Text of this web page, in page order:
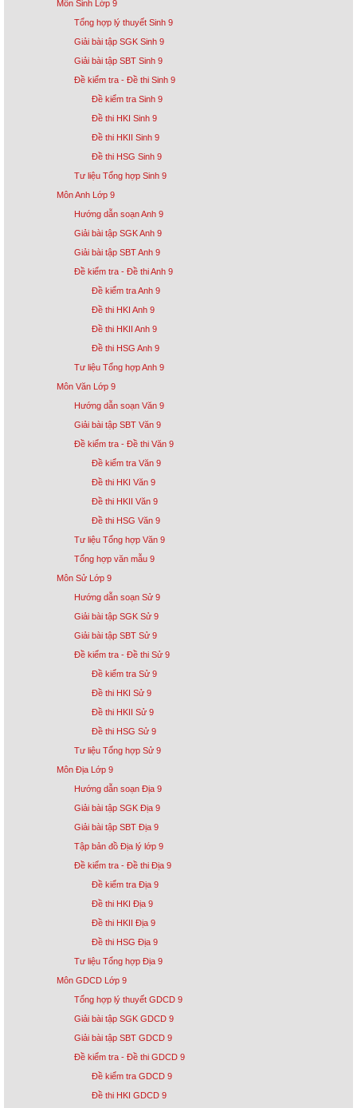
Môn Sinh Lớp 9
Tổng hợp lý thuyết Sinh 9
Giải bài tập SGK Sinh 9
Giải bài tập SBT Sinh 9
Đề kiểm tra - Đề thi Sinh 9
Đề kiểm tra Sinh 9
Đề thi HKI Sinh 9
Đề thi HKII Sinh 9
Đề thi HSG Sinh 9
Tư liệu Tổng hợp Sinh 9
Môn Anh Lớp 9
Hướng dẫn soạn Anh 9
Giải bài tập SGK Anh 9
Giải bài tập SBT Anh 9
Đề kiểm tra - Đề thi Anh 9
Đề kiểm tra Anh 9
Đề thi HKI Anh 9
Đề thi HKII Anh 9
Đề thi HSG Anh 9
Tư liệu Tổng hợp Anh 9
Môn Văn Lớp 9
Hướng dẫn soạn Văn 9
Giải bài tập SBT Văn 9
Đề kiểm tra - Đề thi Văn 9
Đề kiểm tra Văn 9
Đề thi HKI Văn 9
Đề thi HKII Văn 9
Đề thi HSG Văn 9
Tư liệu Tổng hợp Văn 9
Tổng hợp văn mẫu 9
Môn Sử Lớp 9
Hướng dẫn soạn Sử 9
Giải bài tập SGK Sử 9
Giải bài tập SBT Sử 9
Đề kiểm tra - Đề thi Sử 9
Đề kiểm tra Sử 9
Đề thi HKI Sử 9
Đề thi HKII Sử 9
Đề thi HSG Sử 9
Tư liệu Tổng hợp Sử 9
Môn Địa Lớp 9
Hướng dẫn soạn Địa 9
Giải bài tập SGK Địa 9
Giải bài tập SBT Địa 9
Tập bản đồ Địa lý lớp 9
Đề kiểm tra - Đề thi Địa 9
Đề kiểm tra Địa 9
Đề thi HKI Địa 9
Đề thi HKII Địa 9
Đề thi HSG Địa 9
Tư liệu Tổng hợp Địa 9
Môn GDCD Lớp 9
Tổng hợp lý thuyết GDCD 9
Giải bài tập SGK GDCD 9
Giải bài tập SBT GDCD 9
Đề kiểm tra - Đề thi GDCD 9
Đề kiểm tra GDCD 9
Đề thi HKI GDCD 9